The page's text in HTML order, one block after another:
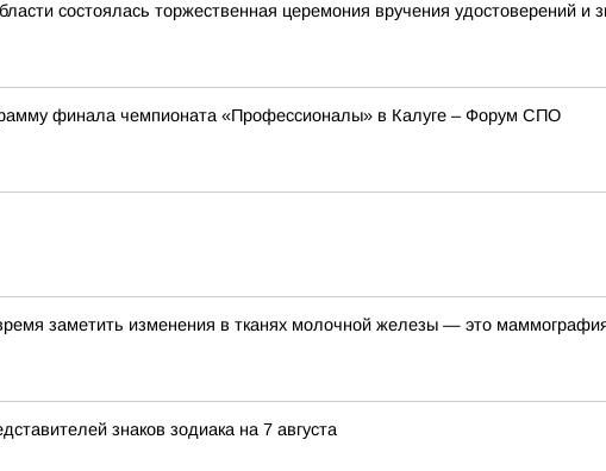
состоялась торжественная церемония вручения удостоверений и
финала чемпионата «Профессионалы» в Калуге – Форум СПО
заметить изменения в тканях молочной железы — это
знаков зодиака на 7 августа